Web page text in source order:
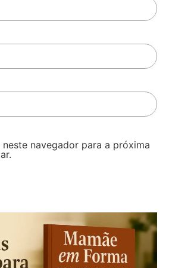
neste navegador para a próxima